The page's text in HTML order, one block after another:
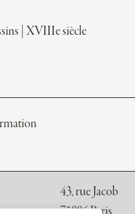
|XVIIIe siècle
43, rue Jacob